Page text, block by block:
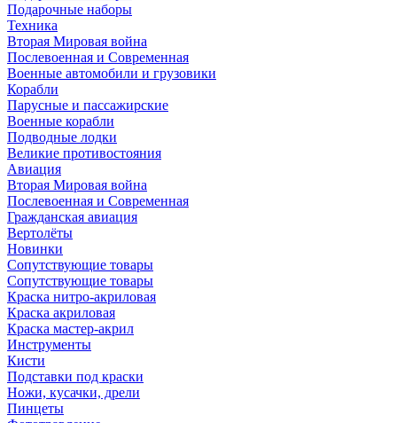
Подарочные наборы
Техника
Вторая Мировая война
Послевоенная и Современная
Военные автомобили и грузовики
Корабли
Парусные и пассажирские
Военные корабли
Подводные лодки
Великие противостояния
Авиация
Вторая Мировая война
Послевоенная и Современная
Гражданская авиация
Вертолёты
Новинки
Сопутствующие товары
Сопутствующие товары
Краска нитро-акриловая
Краска акриловая
Краска мастер-акрил
Инструменты
Кисти
Подставки под краски
Ножи, кусачки, дрели
Пинцеты